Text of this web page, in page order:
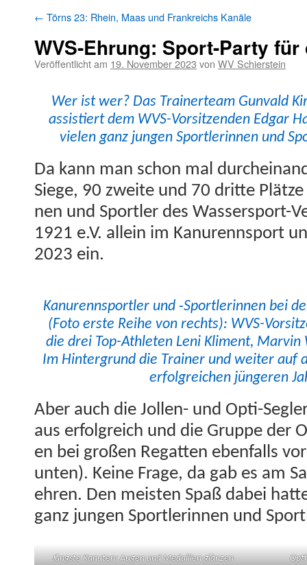
← Törns 23: Rhein, Maas und Frankreichs Kanäle
WVS-Ehrung: Sport-Party
Veröffentlicht am 19. November 2023 von WV Schierstein
Wer ist wer? Das Train­erteam Gun­vald
assistiert dem WVS-Vor­sitzen­den Edgar
vie­len ganz jun­gen Sport­lerin­nen und
Da kann man schon mal
Siege, 90 zweite und 70 dritte
nen und Sportler des Wasser­sport-
1921 e.V. allein im Kanurennsport
2023 ein.
Kanurennsportler und ‑Sport­lerin­nen bei
(Foto erste Rei­he von rechts): WVS-
die drei Top-Ath­leten Leni Kli­ment, Mar­vin
Im Hin­ter­grund die Train­er und weit­er auf
erfol­gre­ichen jün­geren
Aber auch die Jollen- und Opti-
aus erfol­gre­ich und die Gruppe der
en bei großen Regat­ten eben­falls
unten). Keine Frage, da gab es am
ehren. Den meis­ten Spaß dabei
ganz jun­gen Sport­lerin­nen und
Jüng­ste Kanuten: Augen und Medaillen glänzen